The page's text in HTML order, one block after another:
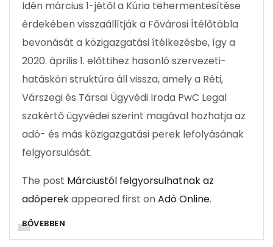
Idén március 1-jétől a Kúria tehermentesítése
érdekében visszaállítják a Fővárosi Ítélőtábla
bevonását a közigazgatási ítélkezésbe, így a
2020. április 1. előttihez hasonló szervezeti-
hatásköri struktúra áll vissza, amely a Réti,
Várszegi és Társai Ügyvédi Iroda PwC Legal
szakértő ügyvédei szerint magával hozhatja az
adó- és más közigazgatási perek lefolyásának
felgyorsulását.
The post Márciustól felgyorsulhatnak az
adóperekappeared first onAdó Online.
BŐVEBBEN